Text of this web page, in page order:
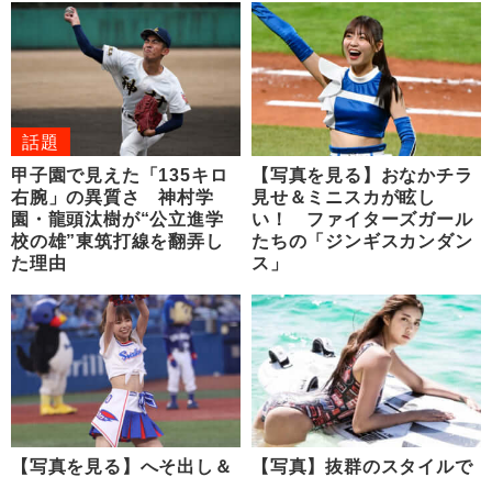
話題
甲子園で見えた「135キロ
右腕」の異質さ 神村学
園・龍頭汰樹が“公立進学
校の雄”東筑打線を翻弄し
た理由
【写真を見る】おなかチラ
見せ＆ミニスカが眩し
い！ ファイターズガール
たちの「ジンギスカンダン
ス」
【写真を見る】へそ出し＆
【写真】抜群のスタイルで